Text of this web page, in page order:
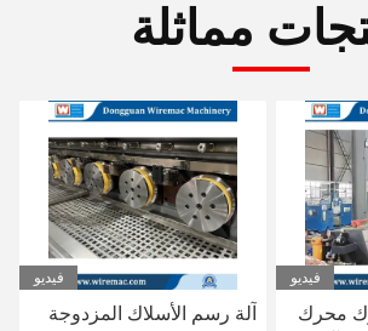
مماثلة
فيديو فيديو
آلة رسم الأسلاك المزدوجة